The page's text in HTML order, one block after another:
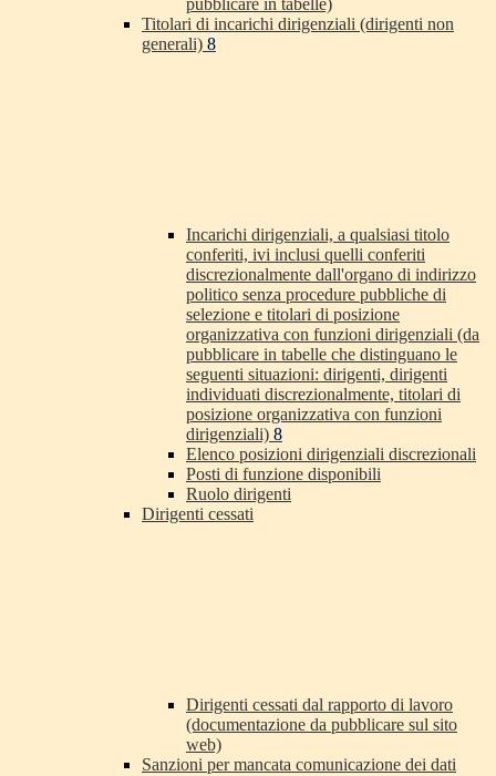
pubblicare in tabelle)
Titolari di incarichi dirigenziali (dirigenti non
generali) 8
Incarichi dirigenziali, a qualsiasi titolo
conferiti, ivi inclusi quelli conferiti
discrezionalmente dall'organo di indirizzo
politico senza procedure pubbliche di
selezione e titolari di posizione
organizzativa con funzioni dirigenziali (da
pubblicare in tabelle che distinguano le
seguenti situazioni: dirigenti, dirigenti
individuati discrezionalmente, titolari di
posizione organizzativa con funzioni
dirigenziali) 8
Elenco posizioni dirigenziali discrezionali
Posti di funzione disponibili
Ruolo dirigenti
Dirigenti cessati
Dirigenti cessati dal rapporto di lavoro
(documentazione da pubblicare sul sito
web)
Sanzioni per mancata comunicazione dei dati